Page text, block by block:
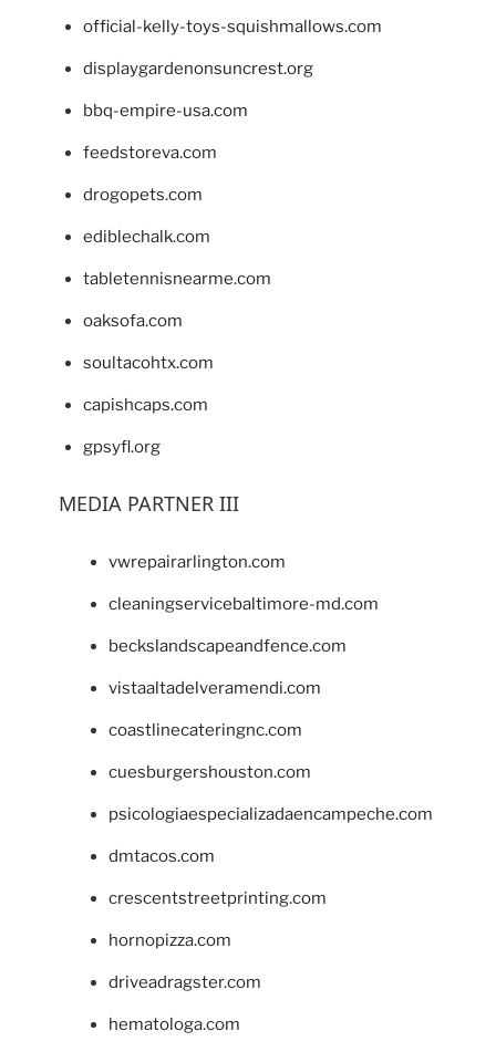
official-kelly-toys-squishmallows.com
displaygardenonsuncrest.org
bbq-empire-usa.com
feedstoreva.com
drogopets.com
ediblechalk.com
tabletennisnearme.com
oaksofa.com
soultacohtx.com
capishcaps.com
gpsyfl.org
MEDIA PARTNER III
vwrepairarlington.com
cleaningservicebaltimore-md.com
beckslandscapeandfence.com
vistaaltadelveramendi.com
coastlinecateringnc.com
cuesburgershouston.com
psicologiaespecializadaencampeche.com
dmtacos.com
crescentstreetprinting.com
hornopizza.com
driveadragster.com
hematologa.com